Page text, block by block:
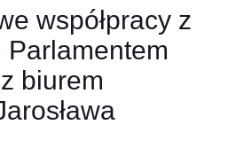
współpracy z
Parlamentem
biurem